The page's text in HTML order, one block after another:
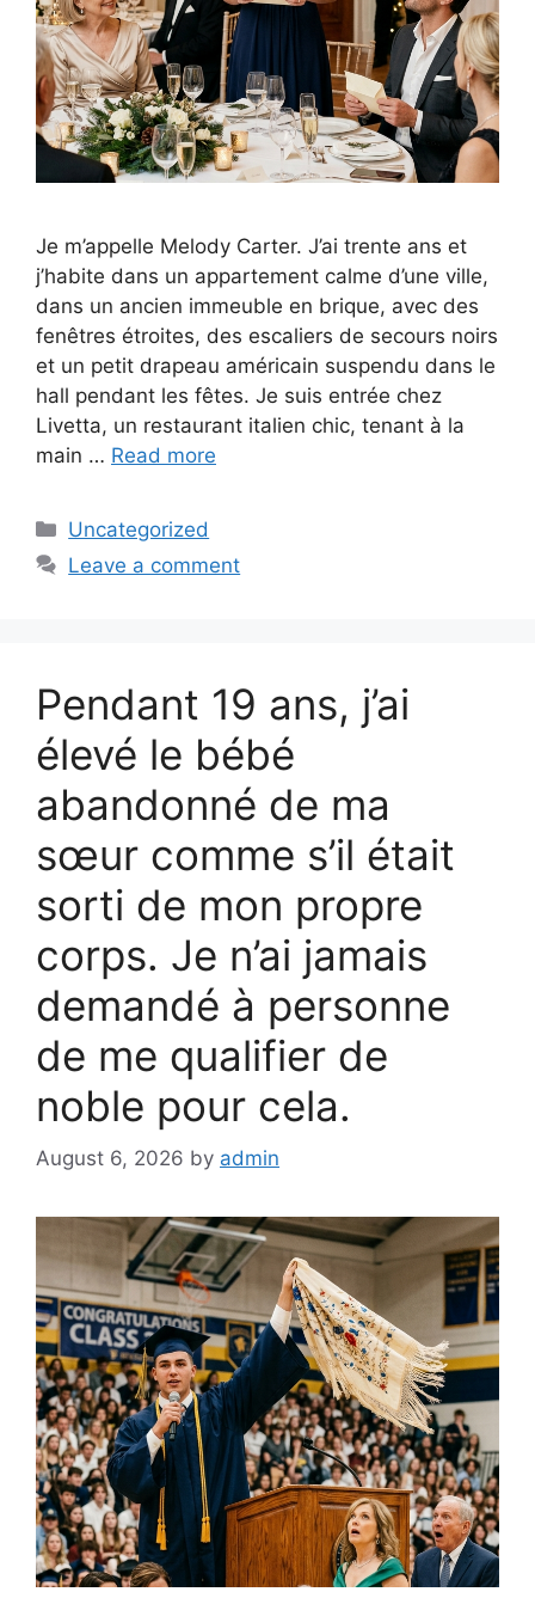
Je m’appelle Melody Carter. J’ai trente ans et
j’habite dans un appartement calme d’une ville,
dans un ancien immeuble en brique, avec des
fenêtres étroites, des escaliers de secours noirs
et un petit drapeau américain suspendu dans le
hall pendant les fêtes. Je suis entrée chez
Livetta, un restaurant italien chic, tenant à la
main … Read more
Categories
Uncategorized
Leave a comment
Pendant 19 ans, j’ai
élevé le bébé
abandonné de ma
sœur comme s’il était
sorti de mon propre
corps. Je n’ai jamais
demandé à personne
de me qualifier de
noble pour cela.
August 6, 2026 by admin